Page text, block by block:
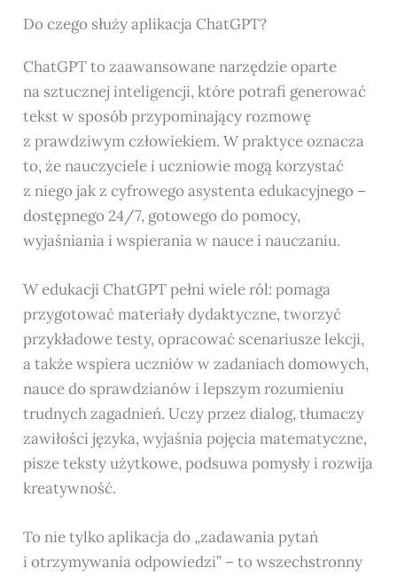
Do czego służy aplikacja ChatGPT?
ChatGPT to zaawansowane narzędzie oparte
na sztucznej inteligencji, które potrafi generować
tekst w sposób przypominający rozmowę
z prawdziwym człowiekiem. W praktyce oznacza
to, że nauczyciele i uczniowie mogą korzystać
z niego jak z cyfrowego asystenta edukacyjnego –
dostępnego 24/7, gotowego do pomocy,
wyjaśniania i wspierania w nauce i nauczaniu.
W edukacji ChatGPT pełni wiele ról: pomaga
przygotować materiały dydaktyczne, tworzyć
przykładowe testy, opracować scenariusze lekcji,
a także wspiera uczniów w zadaniach domowych,
nauce do sprawdzianów i lepszym rozumieniu
trudnych zagadnień. Uczy przez dialog, tłumaczy
zawiłości języka, wyjaśnia pojęcia matematyczne,
pisze teksty użytkowe, podsuwa pomysły i rozwija
kreatywność.
To nie tylko aplikacja do „zadawania pytań
i otrzymywania odpowiedzi” – to wszechstronny